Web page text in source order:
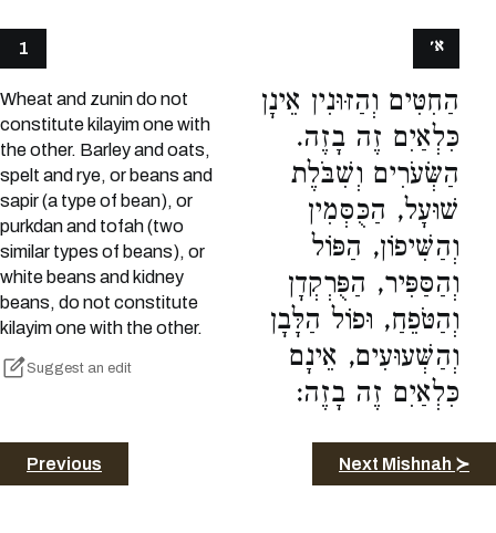
1
Wheat and zunin do not
constitute kilayim one with
the other. Barley and oats,
spelt and rye, or beans and
sapir (a type of bean), or
purkdan and tofah (two
similar types of beans), or
white beans and kidney
beans, do not constitute
kilayim one with the other.
Suggest an edit
הַחִטִּים וְהַזּוּנִין אֵינָן
כִּלְאַיִם זֶה בָזֶה.
הַשְּׂעֹרִים וְשִׁבֹּלֶת
שׁוּעָל, הַכֻּסְּמִין
וְהַשִּׁיפוֹן, הַפּוֹל
וְהַסַּפִּיר, הַפֻּרְקְדָן
וְהַטֹּפֵחַ, וּפוֹל הַלָּבָן
וְהַשְּׁעוּעִים, אֵינָם
כִּלְאַיִם זֶה בָזֶה:
א׳
Previous Next Mishnah ≻